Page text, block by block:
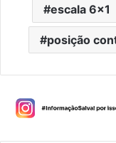
escala 6x1
posição